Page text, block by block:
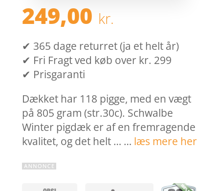
249,00 kr.
✔ 365 dage returret (ja et helt år)
✔ Fri Fragt ved køb over kr. 299
✔ Prisgaranti
Dækket har 118 pigge, med en vægt
på 805 gram (str.30c). Schwalbe
Winter pigdæk er af en fremragende
kvalitet, og det helt … … læs mere her